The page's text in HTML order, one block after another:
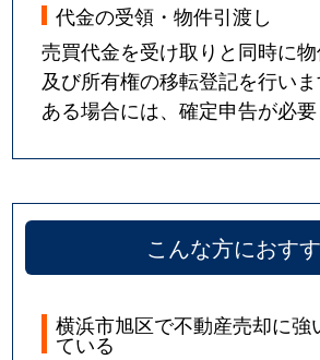
代金の受領・物件引渡し
売買代金を受け取りと同時に
及び所有権の移転登記を行い
ある場合には、確定申告が必要
こんな方におす
横浜市旭区で不動産売却に強
ている